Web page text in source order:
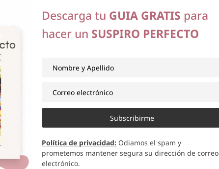
g)
cream) (130 g)
Descarga tu GUIA GRATIS para
hacer un SUSPIRO PERFECTO
Subscribirme
Política de privacidad: Odiamos el spam y
prometemos mantener segura su dirección de correo
electrónico.